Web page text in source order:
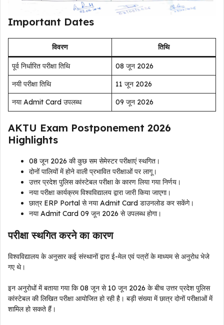
Important Dates
विवरण तिथि
पूर्व निर्धारित परीक्षा तिथि
08 जून 2026
नयी परीक्षा तिथि
11 जून 2026
नया Admit Card उपलब्ध
09 जून 2026
AKTU Exam Postponement 2026
Highlights
08 जून 2026 की कुछ सम सेमेस्टर परीक्षाएं स्थगित।
दोनों पालियों में होने वाली प्रभावित परीक्षाओं पर लागू।
उत्तर प्रदेश पुलिस कांस्टेबल परीक्षा के कारण लिया गया निर्णय।
नया परीक्षा कार्यक्रम विश्वविद्यालय द्वारा जारी किया जाएगा।
छात्र ERP Portal से नया Admit Card डाउनलोड कर सकेंगे।
नया Admit Card 09 जून 2026 से उपलब्ध होगा।
परीक्षा स्थगित करने का कारण
विश्वविद्यालय के अनुसार कई संस्थानों द्वारा ई-मेल एवं पत्रों के माध्यम से अनुरोध भेजे
गए थे।
इन अनुरोधों में बताया गया कि 08 जून से 10 जून 2026 के बीच उत्तर प्रदेश पुलिस
कांस्टेबल की लिखित परीक्षा आयोजित हो रही है। बड़ी संख्या में छात्र दोनों परीक्षाओं में
शामिल हो सकते हैं।